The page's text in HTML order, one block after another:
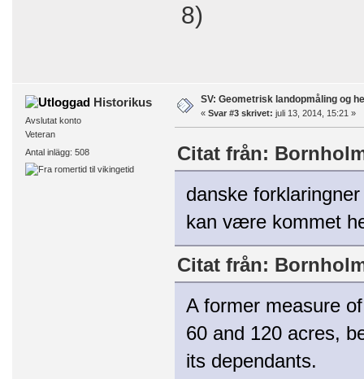
Historikus
Avslutat konto
Veteran
Antal inlägg: 508
SV: Geometrisk landopmåling og
« Svar #3 skrivet: juli 13, 2014, 15:21 »
Citat från:
danske
kan være kommet
Citat från:
A former measure
60 and 120 acres,
its dependants.